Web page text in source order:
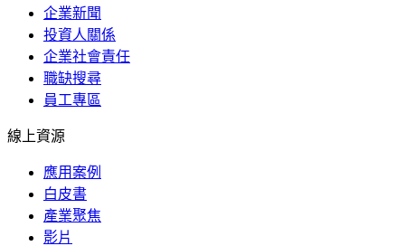
企業新聞
投資人關係
企業社會責任
職缺搜尋
員工專區
線上資源
應用案例
白皮書
產業聚焦
影片